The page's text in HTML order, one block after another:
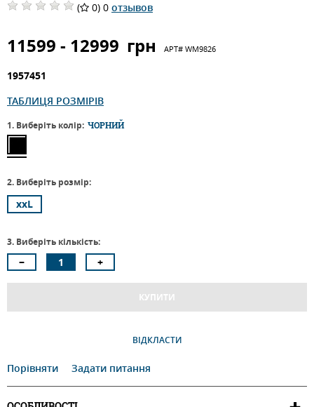
( 0) 0 отзывов
11599 - 12999 грн АРТ# WM9826
1957451
ТАБЛИЦЯ РОЗМІРІВ
1. Виберіть колір: ЧОРНИЙ
2. Виберіть розмір:
xxL
3. Виберіть кількість:
КУПИТИ
ВІДКЛАСТИ
Порівняти Задати питання